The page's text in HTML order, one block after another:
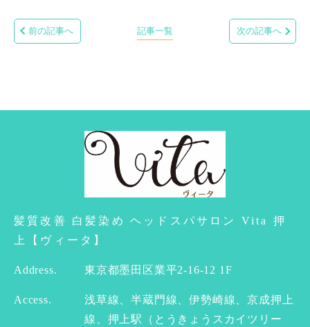
前の記事へ 記事一覧 次の記事へ
髪質改善 白髪染め ヘッドスパサロン Vita 押
上【ヴィータ】
Address. 東京都墨田区業平2-16-12 1F
Access.
浅草線、半蔵門線、伊勢崎線、京成押上
線、押上駅（とうきょうスカイツリー